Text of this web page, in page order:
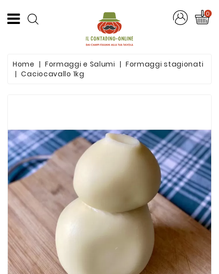
Frutta
Salumi
Succhi
Di
Frutta
Pasta
Artigianale
Passate
E
Conserve
0
Home Formaggi e Salumi
Formaggi stagionati
Caciocavallo 1kg